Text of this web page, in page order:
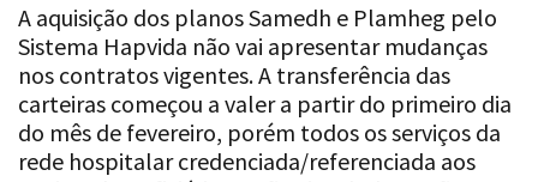
A aquisição dos planos Samedh e Plamheg pelo
Sistema Hapvida não vai apresentar mudanças
nos contratos vigentes. A transferência das
carteiras começou a valer a partir do primeiro dia
do mês de fevereiro, porém todos os serviços da
rede hospitalar credenciada/referenciada aos